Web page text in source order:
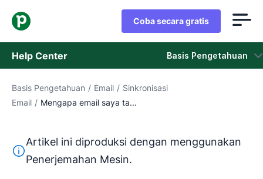
Coba secara gratis
Help Center Basis Pengetahuan
Basis Pengetahuan
Hubungi Staf Dukungan
Basis Pengetahuan / Email / Sinkronisasi
Email / Mengapa email saya ta...
Teks ini diterjemahkan dari bahasa Inggris dengan
Artikel ini diproduksi dengan menggunakan
Penerjemahan Mesin.